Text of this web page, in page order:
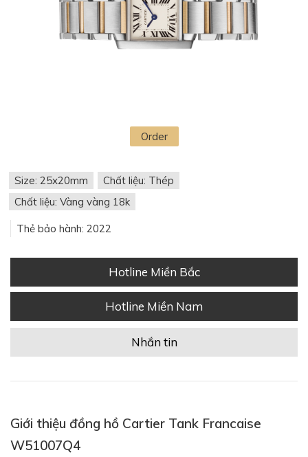
Order
Size: 25x20mm
Chất liệu: Thép
Chất liệu: Vàng vàng 18k
Thẻ bảo hành: 2022
Hotline Miền Bắc
Hotline Miền Nam
Nhắn tin
Giới thiệu đồng hồ Cartier Tank Francaise
W51007Q4